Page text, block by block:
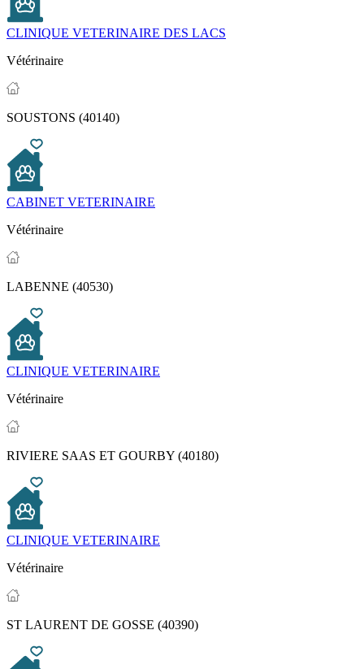
CLINIQUE VETERINAIRE DES LACS
Vétérinaire
SOUSTONS (40140)
CABINET VETERINAIRE
Vétérinaire
LABENNE (40530)
CLINIQUE VETERINAIRE
Vétérinaire
RIVIERE SAAS ET GOURBY (40180)
CLINIQUE VETERINAIRE
Vétérinaire
ST LAURENT DE GOSSE (40390)